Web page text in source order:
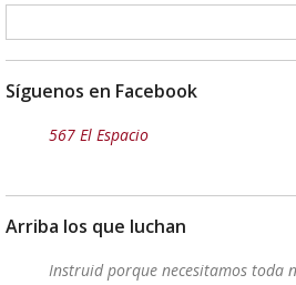
Síguenos en Facebook
567 El Espacio
Arriba los que luchan
Instruid porque necesitamos toda